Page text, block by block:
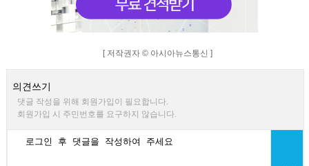
[ 저작권자 © 아시아뉴스통신 ]
의견쓰기
댓글 작성을 위해 회원가입이 필요합니다.
회원가입 시 주민번호를 요구하지 않습니다.